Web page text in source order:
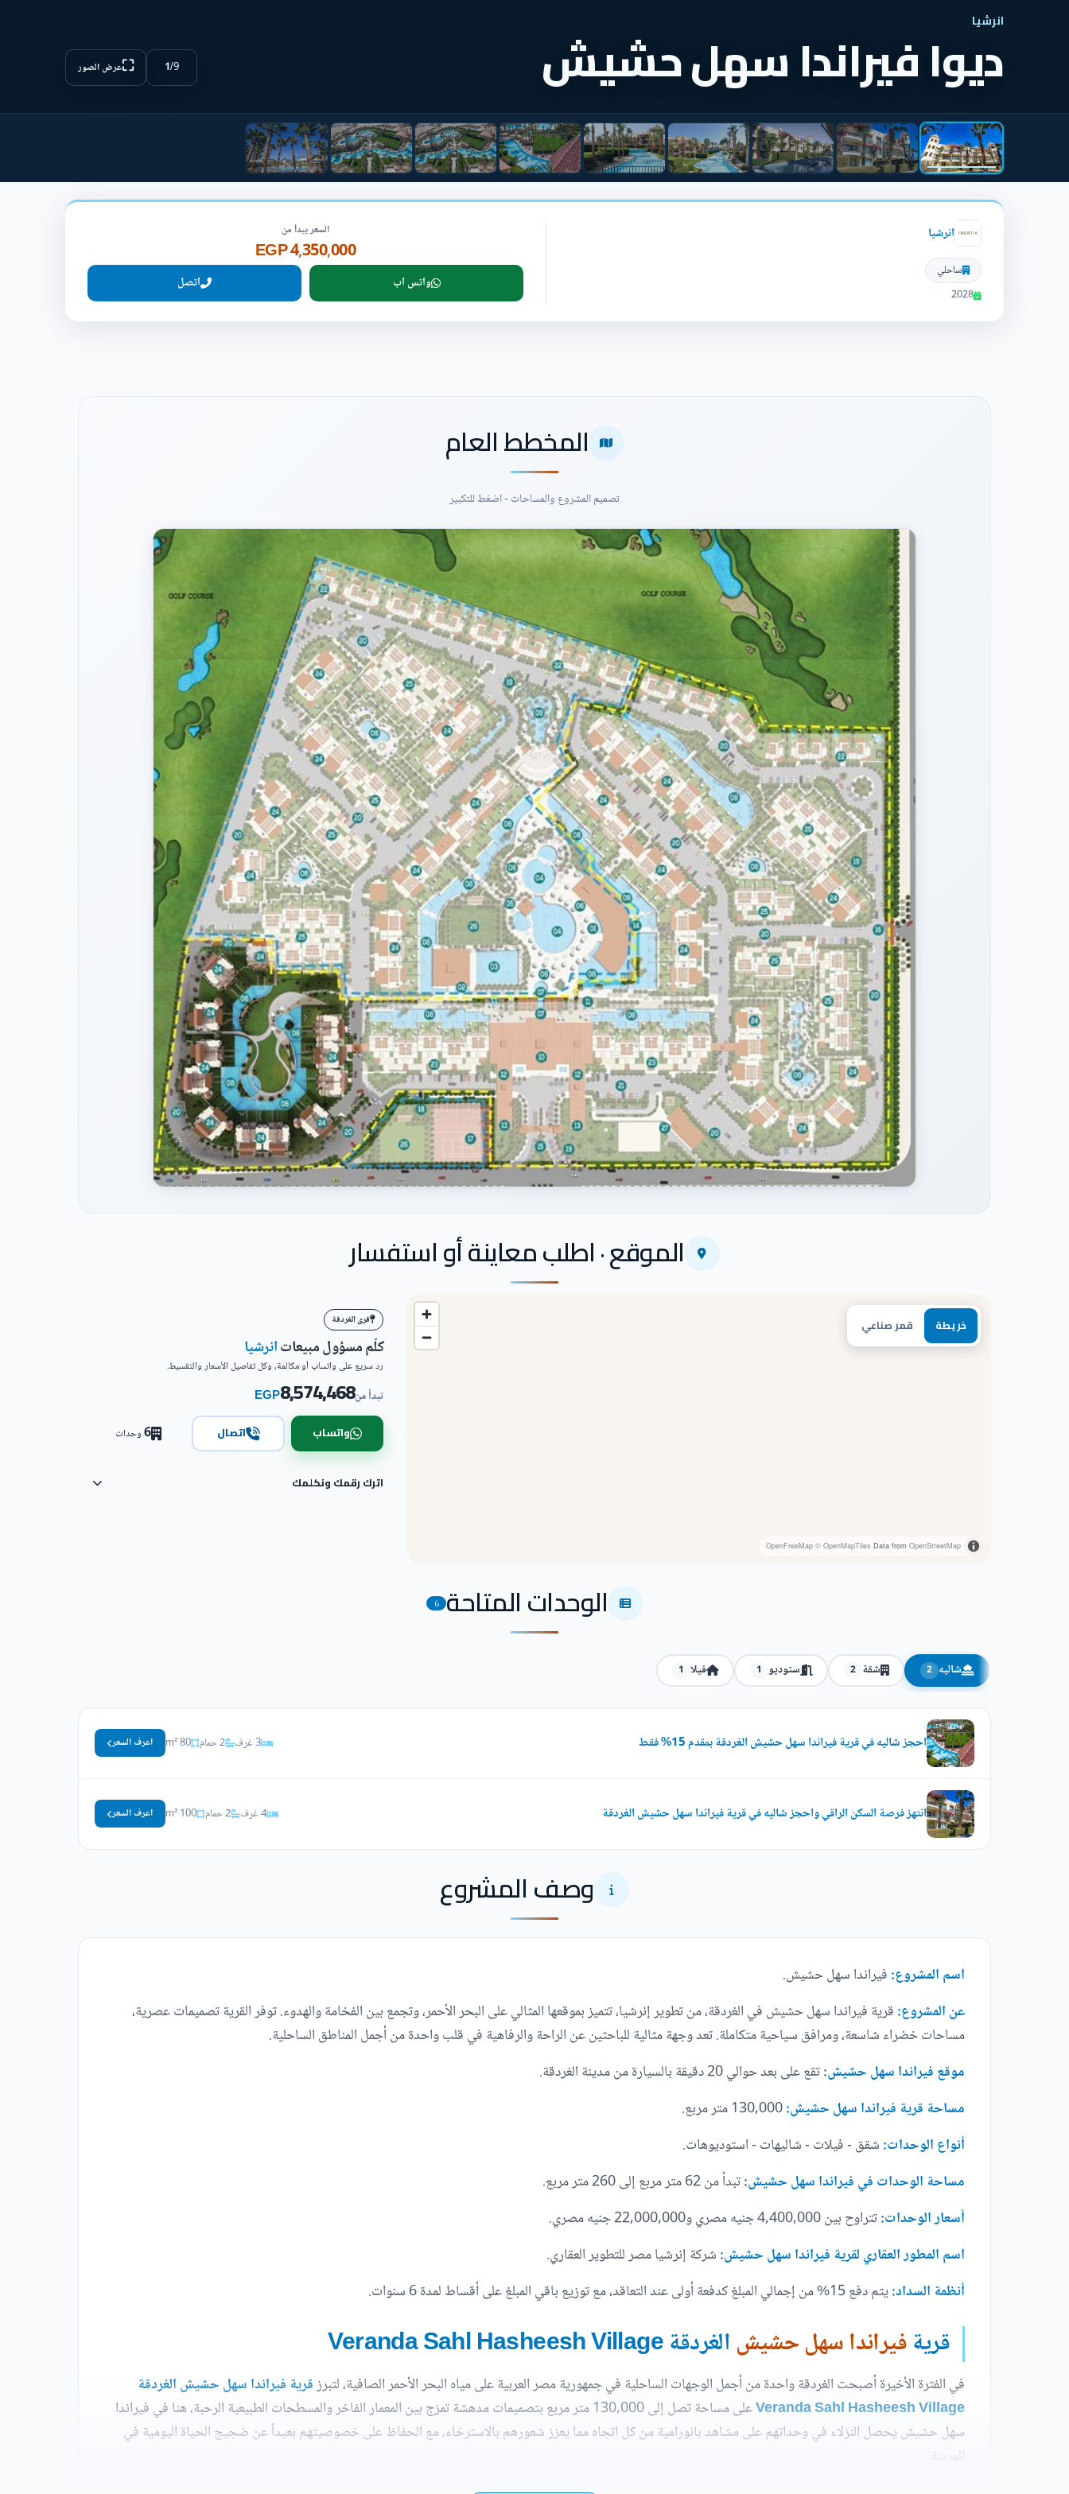
انرشيا
ديوا فيراندا سهل حشيش 1/9
⛶عرض الصور
انرشيا
ساحلي
2028
السعر يبدأ من
4,350,000 EGP
واتس اب اتصل
المخطط العام
تصميم المشروع والمساحات - اضغط للتكبير
الموقع · اطلب معاينة أو استفسار
خريطة قمر صناعي
OpenFreeMap © OpenMapTiles Data from OpenStreetMap
قرى الغردقة
كلّم مسؤول مبيعاتانرشيا
رد سريع على واتساب أو مكالمة، وكل تفاصيل الأسعار والتقسيط.
تبدأ من8,574,468
EGP
واتساب اتصال 6وحدات
اترك رقمك ونكلمك
الوحدات المتاحة 6
شاليه 2 شقة 2 ستوديو 1 فيلا 1
احجز شاليه في قرية فيراندا سهل حشيش الغردقة بمقدم 15% فقط 3 غرف 2 حمام 80 m² اعرف السعر
انتهز فرصة السكن الراقي واحجز شاليه في قرية فيراندا سهل حشيش الغردقة 4 غرف 2 حمام 100 m² اعرف السعر
وصف المشروع
اسم المشروع: فيراندا سهل حشيش.
عن المشروع: قرية فيراندا سهل حشيش في الغردقة، من تطوير إنرشيا، تتميز بموقعها المثالي على البحر الأحمر، وتجمع بين الفخامة والهدوء. توفر القرية تصميمات عصرية،
مساحات خضراء شاسعة، ومرافق سياحية متكاملة. تعد وجهة مثالية للباحثين عن الراحة والرفاهية في قلب واحدة من أجمل المناطق الساحلية.
موقع فيراندا سهل حشيش:تقع على بعد حوالي 20 دقيقة بالسيارة من مدينة الغردقة.
مساحة قرية فيراندا سهل حشيش:
أنواع الوحدات: شقق - فيلات - شاليهات - استوديوهات.
مساحة الوحدات في فيراندا سهل حشيش:تبدأ من 62 متر مربع إلى 260 متر مربع.
أسعار الوحدات:تتراوح بين 4,400,000 جنيه مصري و22,000,000 جنيه مصري.
اسم المطور العقاري لقرية فيراندا سهل حشيش: شركة إنرشيا مصر للتطوير العقاري.
أنظمة السداد:يتم دفع 15% من إجمالي المبلغ كدفعة أولى عند التعاقد، مع توزيع باقي المبلغ على أقساط لمدة 6 سنوات.
قريةفيراندا سهل حشيشالغردقة Veranda Sahl Hasheesh Village
في الفترة الأخيرة أصبحت الغردقة واحدة من أجمل الوجهات الساحلية في جمهورية مصر العربية على مياه البحر الأحمر الصافية، لتبرزقرية فيراندا سهل حشيش الغردقة
Veranda Sahl Hasheesh Village
على مساحة تصل إلى 130,000 متر مربع بتصميمات مدهشة تمزج بين المعمار الفاخر والمسطحات الطبيعية الرحبة، هنا في فيراندا
سهل حشيش يحصل النزلاء في وحداتهم على مشاهد بانورامية من كل اتجاه مما يعزز شعورهم بالاسترخاء، مع الحفاظ على خصوصيتهم بعيداً عن ضجيج الحياة اليومية في
المدينة.